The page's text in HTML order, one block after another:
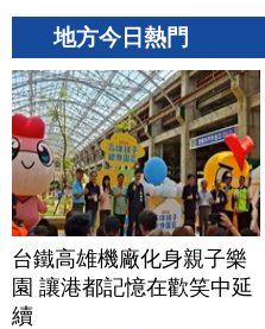
地方今日熱門
台鐵高雄機廠化身親子樂
園 讓港都記憶在歡笑中延
續